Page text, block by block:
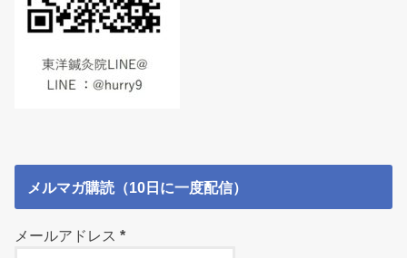
メルマガ購読（10日に一度配信）
メールアドレス*